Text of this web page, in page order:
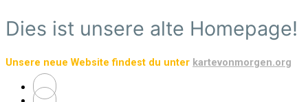
Saltar
al
principal
Dies ist unsere alte Homepage!
Unsere neue Website findest du unter kartevonmorgen.org